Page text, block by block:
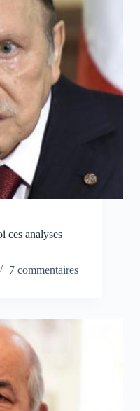
ces analyses
7 commentaires